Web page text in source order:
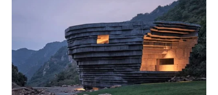
WAHANA
PERSONA
WAHANA